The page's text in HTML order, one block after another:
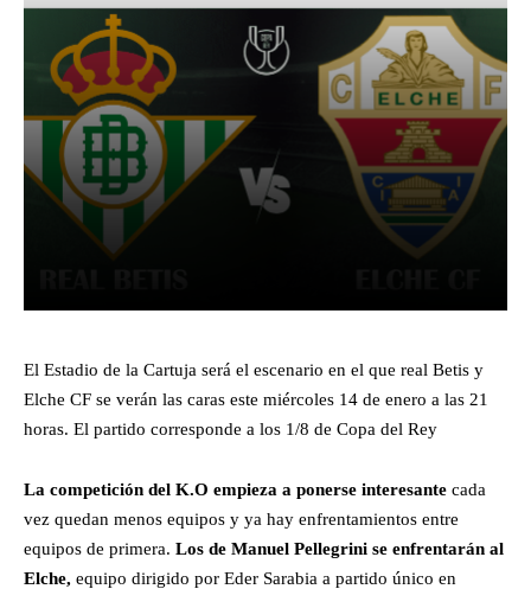
El Estadio de la Cartuja será el escenario en el que real Betis y
Elche CF se verán las caras este miércoles 14 de enero a las 21
horas. El partido corresponde a los 1/8 de Copa del Rey
La competición del K.O empieza a ponerse interesante cada
vez quedan menos equipos y ya hay enfrentamientos entre
equipos de primera. Los de Manuel Pellegrini se enfrentarán al
Elche, equipo dirigido por Eder Sarabia a partido único en